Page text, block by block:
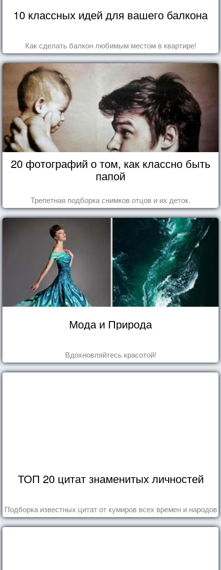
10 классных идей для вашего балкона
Как сделать балкон любимым местом в квартире!
20 фотографий о том, как классно быть
папой
Трепетная подборка снимков отцов и их деток.
Мода и Природа
Вдохновляйтесь красотой!
ТОП 20 цитат знаменитых личностей
Подборка известных цитат от кумиров всех времен и народов